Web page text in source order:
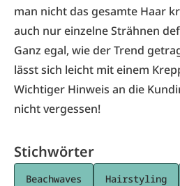
man nicht das gesamte Haar
auch nur einzelne Strähnen
Ganz egal, wie der Trend
lässt sich leicht mit einem
Wichtiger Hinweis an die
nicht vergessen!
Stichwörter
Beachwaves Hairstyling